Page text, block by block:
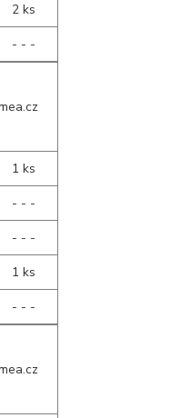
2 ks
- - -
1 ks
- - -
- - -
1 ks
- - -